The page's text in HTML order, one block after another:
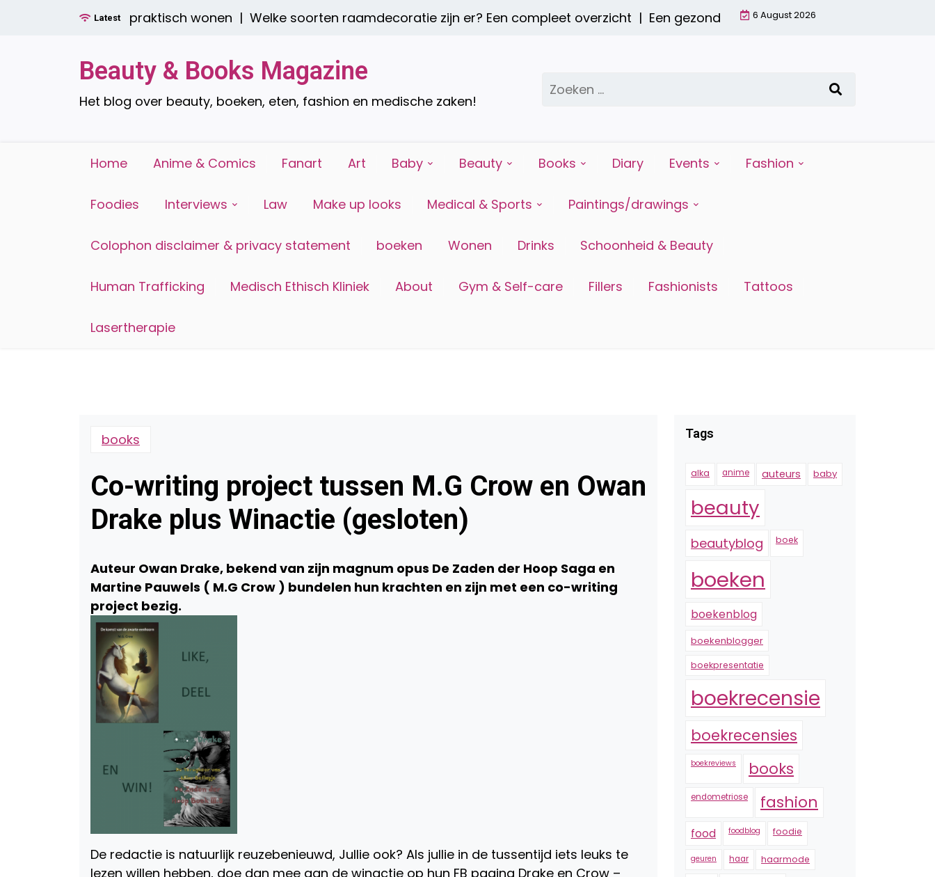
Latest
stijlvol én praktisch wonen |Welke soorten raamdecoratie zijn er? Een compleet overzicht |Een gezond ontbijt met een smoothie: waarom
6 August 2026
Beauty & Books Magazine
Het blog over beauty, boeken, eten, fashion en medische zaken!
Zoeken
naar:
Home Anime & Comics Fanart Art Baby Beauty Books Diary Events Fashion
Foodies Interviews Law Make up looks Medical & Sports Paintings/drawings
Colophon disclaimer & privacy statement boeken Wonen Drinks Schoonheid & Beauty
Human Trafficking Medisch Ethisch Kliniek About Gym & Self-care Fillers Fashionists Tattoos
Lasertherapie
books
Co-writing project tussen M.G Crow en Owan
Drake plus Winactie (gesloten)
Auteur Owan Drake, bekend van zijn magnum opus De Zaden der Hoop Saga en
Martine Pauwels ( M.G Crow ) bundelen hun krachten en zijn met een co-writing
project bezig.
De redactie is natuurlijk reuzebenieuwd, Jullie ook? Als jullie in de tussentijd iets leuks te
lezen willen hebben, doe dan mee aan de winactie op hun FB pagina Drake en Crow –
Tags
alka anime auteurs baby
beauty
beautyblog boek
boeken
boekenblog
boekenblogger
boekpresentatie
boekrecensie
boekrecensies
boekreviews books
endometriose fashion
food foodblog foodie
geuren haar haarmode